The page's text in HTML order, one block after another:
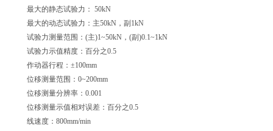
最大的静态试验力： 50kN
最大的动态试验力：主50kN，副1kN
试验力测量范围：(主)1~50kN，(副)0.1~1kN
试验力示值精度：百分之0.5
作动器行程：±100mm
位移测量范围：0~200mm
位移测量分辨率：0.001
位移测量示值相对误差：百分之0.5
线速度：800mm/min